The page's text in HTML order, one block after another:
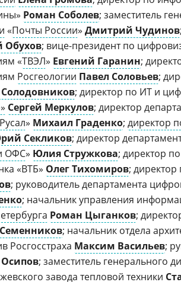
Роман Соболев; заместитель
«Почты России» Дмитрий Чудинов
Обухов; вице-президент по
«ТВЭЛ» Евгений Гаранин;
Росгеологии Павел Соловьев;
; директор по ИТ и
Сергей Меркулов; директор
Русал» Михаил Граденко; директор
Секликов; директор
ОФС» Юлия Стружкова; директор
«ВТБ» Олег Тихомиров;
; руководитель департамента
; начальник управления
Роман Цыганков;
; начальник отдела
Росгосстраха Максим Васильев;
; заместитель генерального
завода тепловой техники